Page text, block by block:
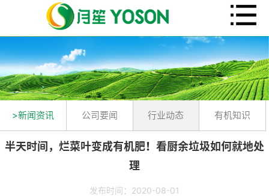
>新闻资讯 公司要闻 行业动态 有机知识
半天时间，烂菜叶变成有机肥！看厨余垃圾如何就地处
理
发布时间：2020-08-01